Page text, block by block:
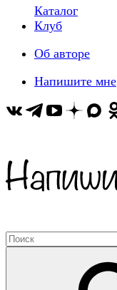
Каталог
Клуб
Об авторе
Напишите мне